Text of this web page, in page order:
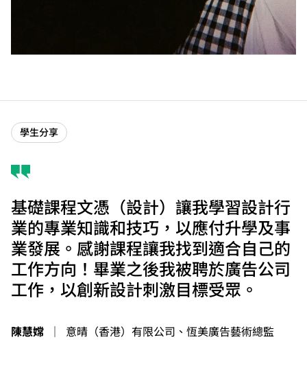
學生分享
基礎課程文憑（設計）讓我學習設計行
業的專業知識和技巧，以應付升學及事
業發展。感謝課程讓我找到適合自己的
工作方向！畢業之後我被聘於廣告公司
工作，以創新設計刺激目標受眾。
陳慧嫦 意晴（香港）有限公司、恆美廣告藝術總監